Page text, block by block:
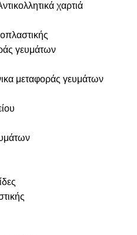
χαρτιά
γευμάτων
μεταφοράς γευμάτων